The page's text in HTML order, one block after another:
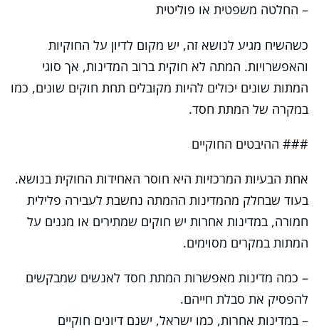
– החלטה משפטית או פוליטית
כשהשיח מגיע לנושא זה, יש מקום לדיון על החוקיות
והאפשרויות. המתה לא חוקית ברוב המדינות, אך סוגי
המתות שונים יכולים להיות מקובלים תחת חוקים שונים, כמו
במקרה של המתת חסד.
### ההיבטים החוקיים
אחת הבעיות המרכזיות היא חוסר האחידות החוקית בנושא.
בעוד שבחלק מהמדינות ההמתה נחשבת לעבירה פלילית
חמורה, במדינות אחרות יש חוקים שמתירים או מגנים על
המתות במקרים מסוימים.
– כמה מדינות מאפשרות המתת חסד לאנשים שמבקשים
להפסיק את סבלת חייהם.
– במדינות אחרות, כמו ישראל, ישנם דיונים חוקיים